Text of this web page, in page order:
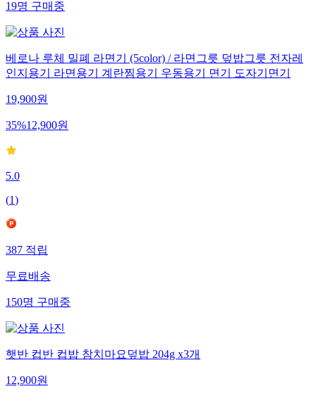
19명구매중
베로나 루체 밀폐 라면기 (5color) / 라면그릇 덮밥그릇 전자레
인지용기 라면용기 계란찜용기 우동용기 면기 도자기면기
19,900원
35%12,900원
5.0
(1)
387적립
무료배송
150명구매중
햇반 컵반 컵밥 참치마요덮밥 204g x3개
12,900원